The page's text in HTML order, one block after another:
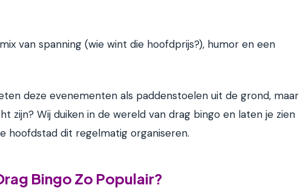
van spanning (wie wint die hoofdprijs?), humor en een
deze evenementen als paddenstoelen uit de grond, maar
zijn? Wij duiken in de wereld van drag bingo en laten je zien
hoofdstad dit regelmatig organiseren.
Bingo Zo Populair?